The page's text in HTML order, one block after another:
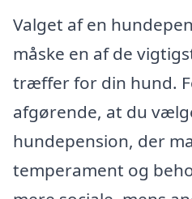
Valget af en
måske en af de
træffer for din hund.
afgørende, at du
hundepension, der
temperament og